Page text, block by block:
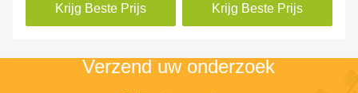
Openluchtbeeldhouwwerk
het Pleindecoratie
Krijg Beste Prijs Krijg Beste Prijs
Verzend uw onderzoek